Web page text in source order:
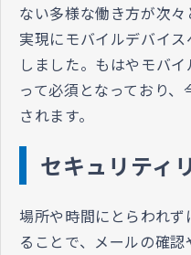
ない多様な働き方が次
実現にモバイルデバイ
しました。もはやモバ
って必須となっており
されます。
セキュリティ
場所や時間にとらわれ
ることで、メールの確認